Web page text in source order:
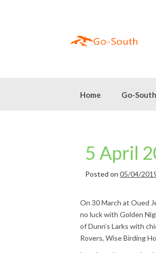
Home Go-
5 April
Posted on 05/04/
On 30 March at Oued
no luck with Golden
of Dunn’s Larks with
Rovers, Wise Birding